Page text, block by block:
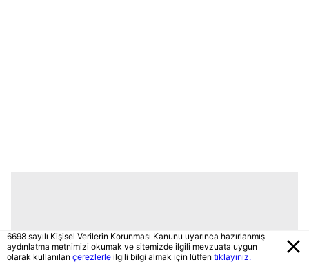
6698 sayılı Kişisel Verilerin Korunması Kanunu uyarınca hazırlanmış
aydınlatma metnimizi okumak ve sitemizde ilgili mevzuata uygun
olarak kullanılan çerezlerle ilgili bilgi almak için lütfen tıklayınız.